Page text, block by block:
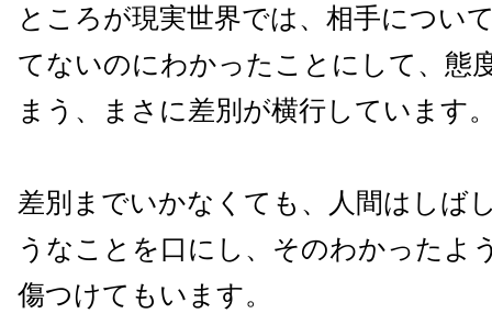
ところが現実世界では、相手につい
てないのにわかったことにして、態
まう、まさに差別が横行しています
差別までいかなくても、人間はしば
うなことを口にし、そのわかったよ
傷つけてもいます。